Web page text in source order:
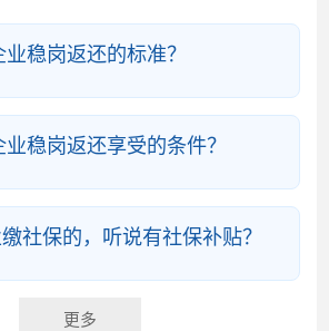
稳岗返还的标准？
稳岗返还享受的条件？
社保的，听说有社保补贴？
更多